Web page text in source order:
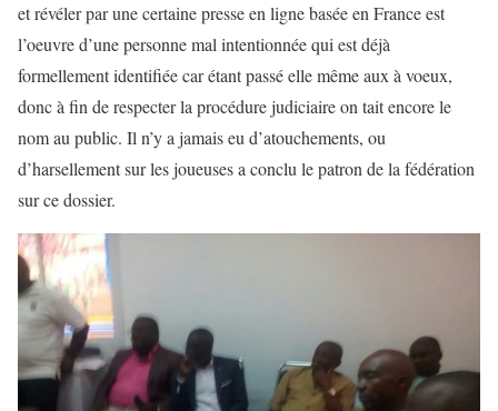
et révéler par une certaine presse en ligne basée en France est
l’oeuvre d’une personne mal intentionnée qui est déjà
formellement identifiée car étant passé elle même aux à voeux,
donc à fin de respecter la procédure judiciaire on tait encore le
nom au public. Il n’y a jamais eu d’atouchements, ou
d’harsellement sur les joueuses a conclu le patron de la fédération
sur ce dossier.